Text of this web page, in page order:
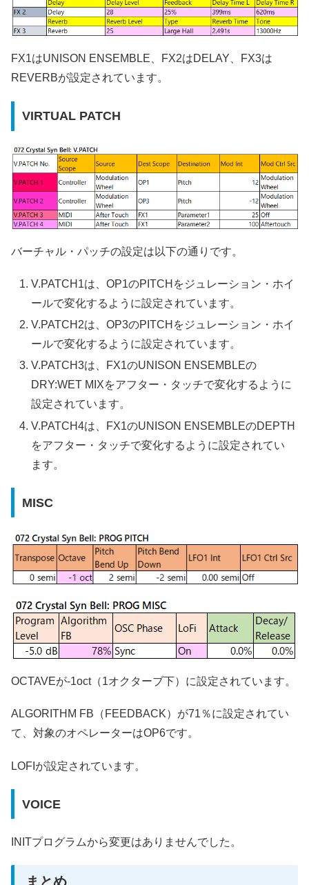
FX1はUNISON ENSEMBLE、FX2はDELAY、FX3は
REVERBが設定されています。
VIRTUAL PATCH
バーチャル・パッチの設定は以下の通りです。
V.PATCH1は、OP1のPITCHをジュレーション・ホイ
ールで変化するように設定されています。
V.PATCH2は、OP3のPITCHをジュレーション・ホイ
ールで変化するように設定されています。
V.PATCH3は、FX1のUNISON ENSEMBLEの
DRY:WET MIXをアフター・タッチで変化するように
設定されています。
V.PATCH4は、FX1のUNISON ENSEMBLEのDEPTH
をアフター・タッチで変化するように設定されてい
ます。
MISC
OCTAVEが-1oct（1オクターブ下）に設定されています。
ALGORITHM FB（FEEDBACK）が71％に設定されてい
て、対象のオペレーターはOP6です。
LOFIが設定されています。
VOICE
INITプログラムから変更はありませんでした。
まとめ